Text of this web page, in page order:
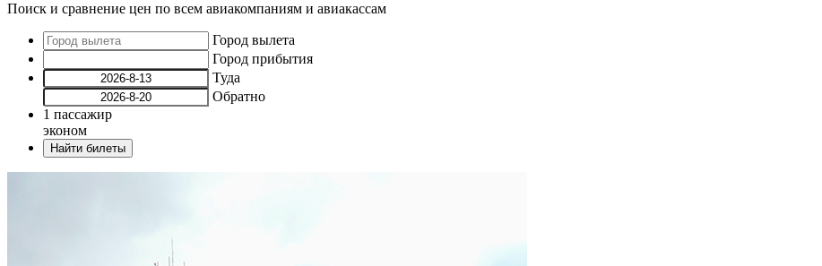
Поиск и сравнение цен по всем авиакомпаниям и авиакассам
Город вылета
Город прибытия
Туда
Обратно
1 пассажир
эконом
Найти билеты